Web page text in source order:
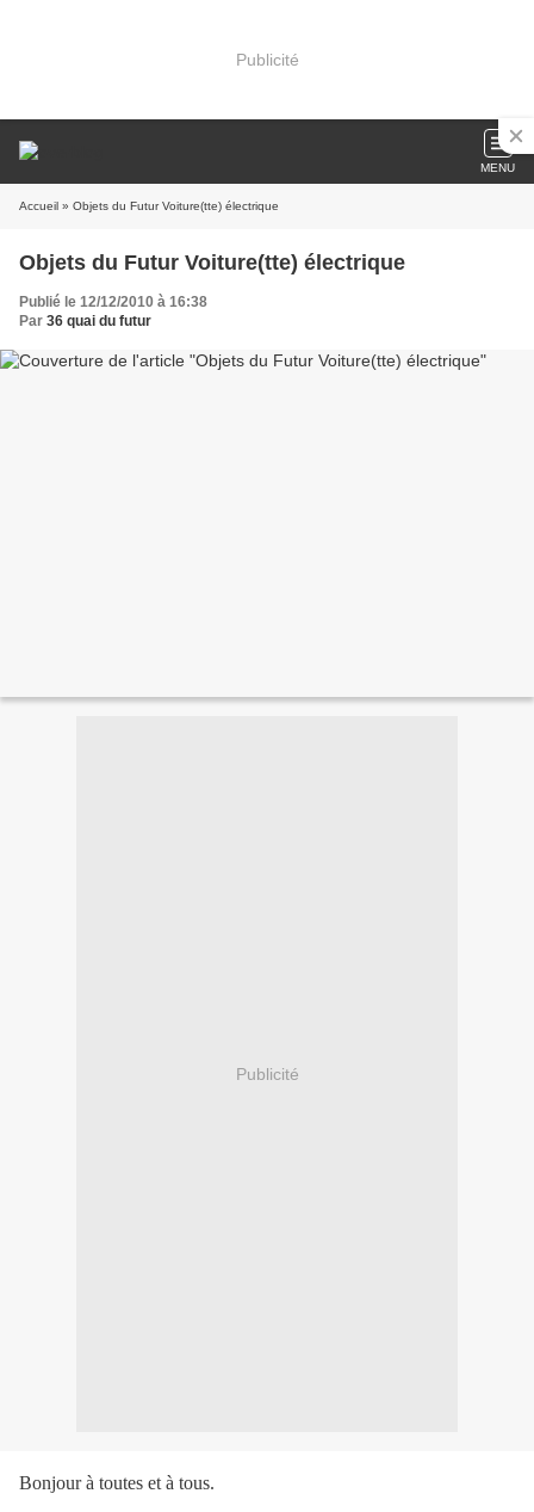
Publicité
MENU
Accueil » Objets du Futur Voiture(tte) électrique
Objets du Futur Voiture(tte) électrique
Publié le 12/12/2010 à 16:38
Par 36 quai du futur
Publicité
Bonjour à toutes et à tous.